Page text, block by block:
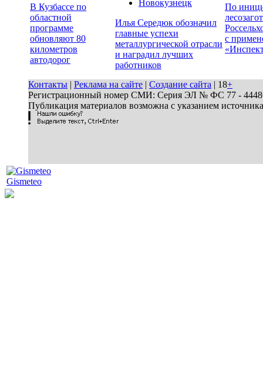
В Кузбассе по
областной
программе
обновляют 80
километров
автодорог
Новокузнецк
Илья Середюк обозначил
главные успехи
металлургической отрасли
и наградил лучших
работников
По
с
Контакты | Реклама на сайте | Создание сайта | 18+
Регистрационный номер СМИ: Серия ЭЛ № ФС 77 - 44486
Публикация материалов возможна с указанием
Gismeteo